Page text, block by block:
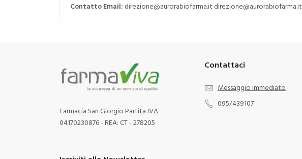
Contatto Email: direzione@aurorabiofarma.it direzione@aurorabiofarma.it
Farmacia San Giorgio Partita IVA
04170230876 - REA: CT - 278205
Contattaci
Messaggio immediato
095/439107